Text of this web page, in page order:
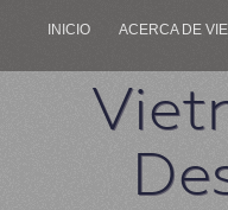
INICIO ACERCA DE